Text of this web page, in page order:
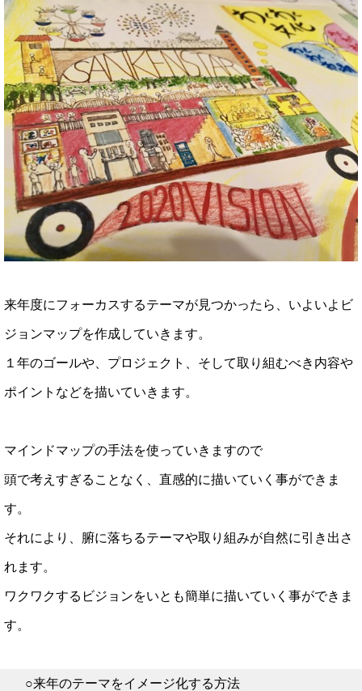
来年度にフォーカスするテーマが見つかったら、いよいよビ
ジョンマップを作成していきます。
１年のゴールや、プロジェクト、そして取り組むべき内容や
ポイントなどを描いていきます。
マインドマップの手法を使っていきますので
頭で考えすぎることなく、直感的に描いていく事ができま
す。
それにより、腑に落ちるテーマや取り組みが自然に引き出さ
れます。
ワクワクするビジョンをいとも簡単に描いていく事ができま
す。
○来年のテーマをイメージ化する方法